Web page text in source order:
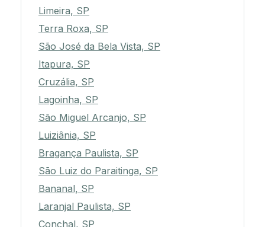
Limeira, SP
Terra Roxa, SP
São José da Bela Vista, SP
Itapura, SP
Cruzália, SP
Lagoinha, SP
São Miguel Arcanjo, SP
Luiziânia, SP
Bragança Paulista, SP
São Luiz do Paraitinga, SP
Bananal, SP
Laranjal Paulista, SP
Conchal, SP